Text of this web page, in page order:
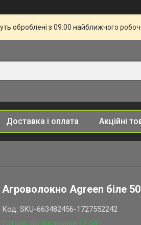
оброблені з 09:00 найближчого
Доставка і оплата Акційні
Агроволокно Agreen біле
Готово до відправки 17 од.
Код:SKU-663482456-1727552242